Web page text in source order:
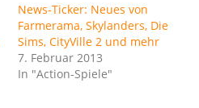
News-Ticker: Neues von
Farmerama, Skylanders, Die
Sims, CityVille 2 und mehr
7. Februar 2013
In "Action-Spiele"